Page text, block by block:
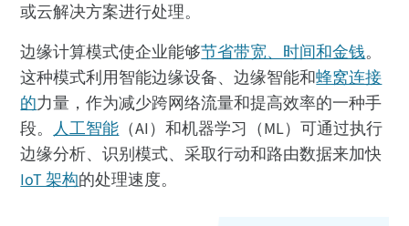
或云解决方案进行处理。
边缘计算模式使企业能够节省带宽、时间和金钱。
这种模式利用智能边缘设备、边缘智能和蜂窝连接
的力量，作为减少跨网络流量和提高效率的一种手
段。人工智能（AI）和机器学习（ML）可通过执行
边缘分析、识别模式、采取行动和路由数据来加快
IoT 架构的处理速度。